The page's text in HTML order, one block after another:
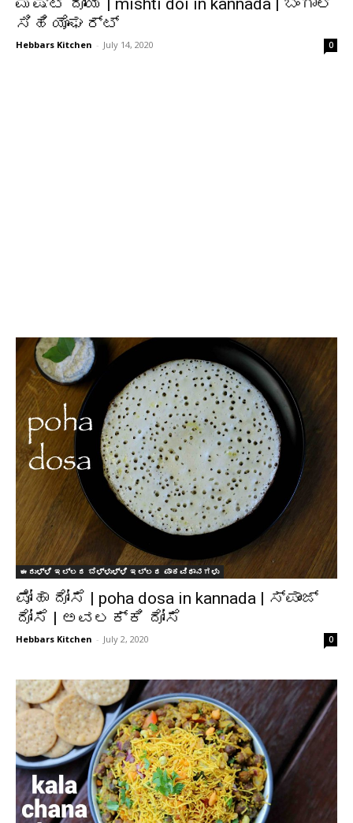
ಮಿಷ್ಟಿ ದೋಯಿ | mishti doi in kannada | ಬೆಂಗಾಲಿ
ಸಿಹಿ ಯೊಘರ್ಟ್
Hebbars Kitchen - July 14, 2020 0
ಈರುಳ್ಳಿ ಇಲ್ಲದ ಬೆಳ್ಳುಳ್ಳಿ ಇಲ್ಲದ ಪಾಕವಿಧಾನಗಳು
ಪೋಹಾ ದೋಸೆ | poha dosa in kannada | ಸ್ಪಾಂಜ್
ದೋಸೆ | ಅವಲಕ್ಕಿ ದೋಸೆ
Hebbars Kitchen - July 2, 2020 0